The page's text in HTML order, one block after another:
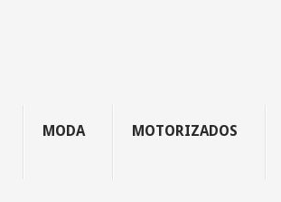
MODA MOTORIZADOS